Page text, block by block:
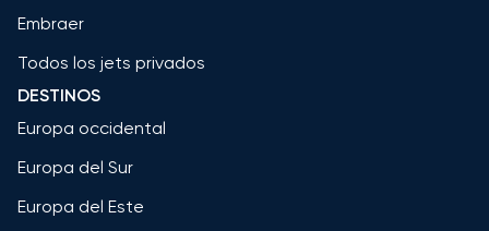
Embraer
Todos los jets privados
DESTINOS
Europa occidental
Europa del Sur
Europa del Este